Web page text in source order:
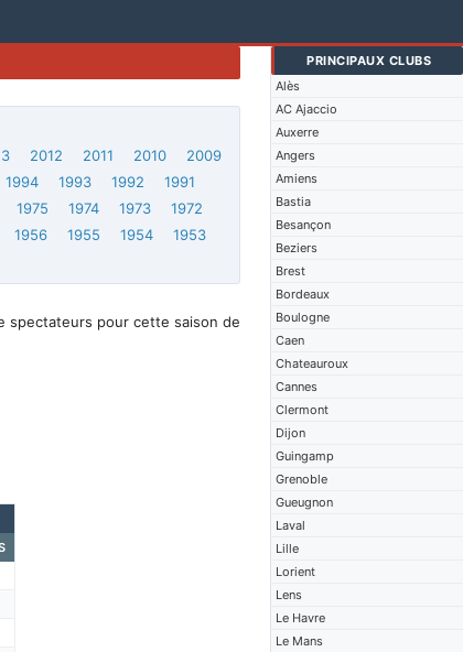
PRINCIPAUX CLUBS
Alès
AC Ajaccio
Auxerre
Angers
Amiens
Bastia
Besançon
Beziers
Brest
Bordeaux
Boulogne
Caen
Chateauroux
Cannes
Clermont
Dijon
Guingamp
Grenoble
Gueugnon
Laval
Lille
Lorient
Lens
Le Havre
Le Mans
2012 2011 2010
2009
1994 1993 1992
1991
1975 1974 1973
1972
1956 1955 1954
1953
spectateurs pour cette saison de